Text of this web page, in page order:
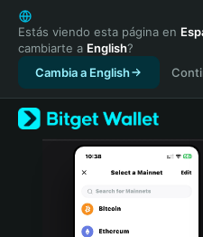
English
日本語
Tiếng Việt
Русский
Español (Latinoamérica)
Türkçe
Italiano
Estás viendo esta página en
cambiarte a English?
Cambia a English